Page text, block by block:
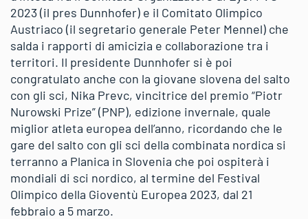
2023 (il pres Dunnhofer) e il Comitato Olimpico
Austriaco (il segretario generale Peter Mennel) che
salda i rapporti di amicizia e collaborazione tra i
territori. Il presidente Dunnhofer si è poi
congratulato anche con la giovane slovena del salto
con gli sci, Nika Prevc, vincitrice del premio “Piotr
Nurowski Prize” (PNP), edizione invernale, quale
miglior atleta europea dell’anno, ricordando che le
gare del salto con gli sci della combinata nordica si
terranno a Planica in Slovenia che poi ospiterà i
mondiali di sci nordico, al termine del Festival
Olimpico della Gioventù Europea 2023, dal 21
febbraio a 5 marzo.